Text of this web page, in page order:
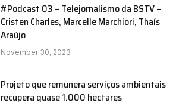
#Podcast 03 – Telejornalismo da BSTV –
Cristen Charles, Marcelle Marchiori, Thaís
Araújo
November 30, 2023
Projeto que remunera serviços ambientais
recupera quase 1.000 hectares